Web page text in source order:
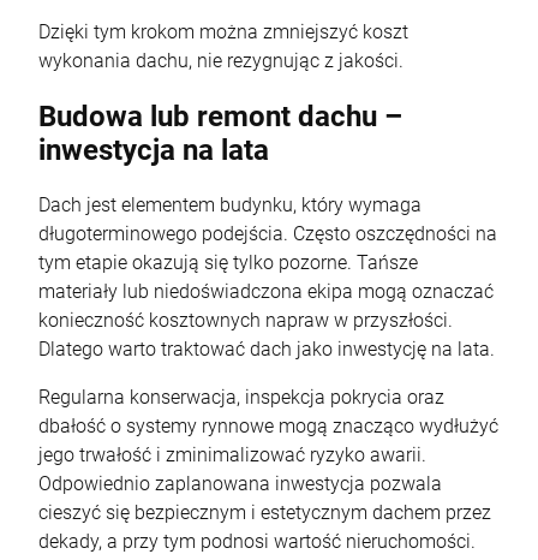
Dzięki tym krokom można zmniejszyć koszt
wykonania dachu, nie rezygnując z jakości.
Budowa lub remont dachu –
inwestycja na lata
Dach jest elementem budynku, który wymaga
długoterminowego podejścia. Często oszczędności na
tym etapie okazują się tylko pozorne. Tańsze
materiały lub niedoświadczona ekipa mogą oznaczać
konieczność kosztownych napraw w przyszłości.
Dlatego warto traktować dach jako inwestycję na lata.
Regularna konserwacja, inspekcja pokrycia oraz
dbałość o systemy rynnowe mogą znacząco wydłużyć
jego trwałość i zminimalizować ryzyko awarii.
Odpowiednio zaplanowana inwestycja pozwala
cieszyć się bezpiecznym i estetycznym dachem przez
dekady, a przy tym podnosi wartość nieruchomości.